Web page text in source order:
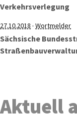
Verkehrsverlegung
27.10.2018 · Wortmelder
Sächsische
Aktuell